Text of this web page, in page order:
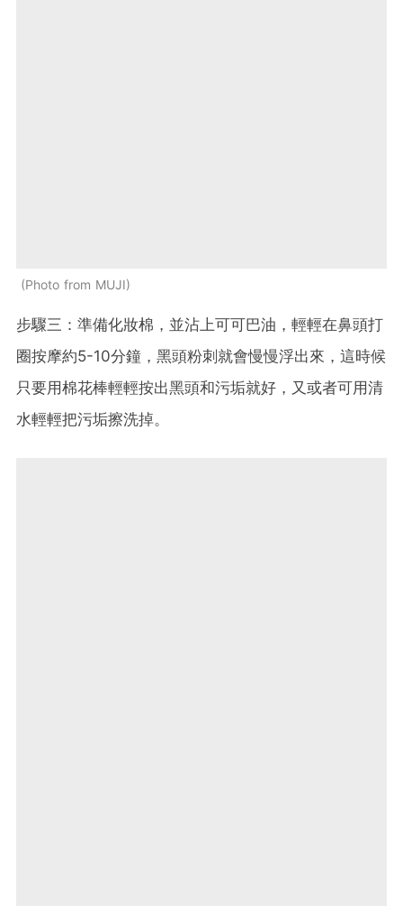
Photo from MUJI
步驟三：準備化妝棉，並沾上可可巴油，輕輕在鼻頭打
圈按摩約5-10分鐘，黑頭粉刺就會慢慢浮出來，這時候
只要用棉花棒輕輕按出黑頭和污垢就好，又或者可用清
水輕輕把污垢擦洗掉。